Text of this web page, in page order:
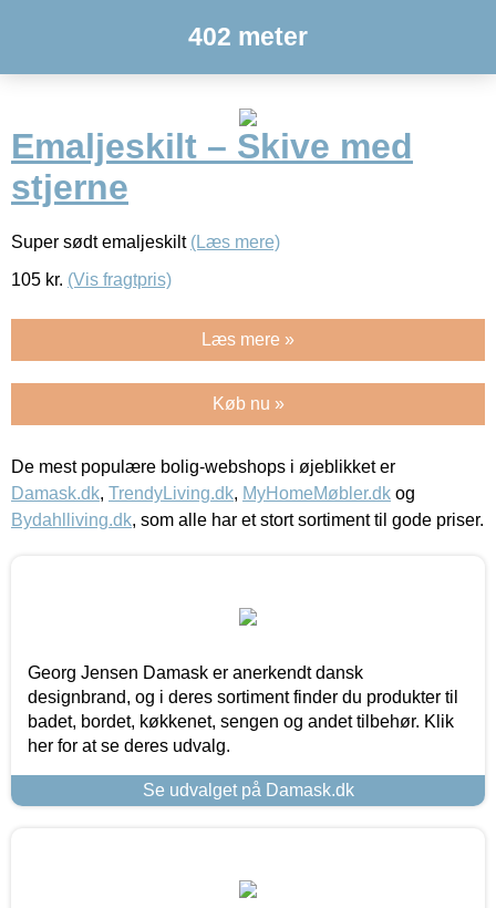
402 meter
Emaljeskilt – Skive med
stjerne
Super sødt emaljeskilt (Læs mere)
105 kr. (Vis fragtpris)
Læs mere »
Køb nu »
De mest populære bolig-webshops i øjeblikket er
Damask.dk, TrendyLiving.dk, MyHomeMøbler.dk og
Bydahlliving.dk, som alle har et stort sortiment til gode priser.
Georg Jensen Damask er anerkendt dansk
designbrand, og i deres sortiment finder du produkter til
badet, bordet, køkkenet, sengen og andet tilbehør. Klik
her for at se deres udvalg.
Se udvalget på Damask.dk